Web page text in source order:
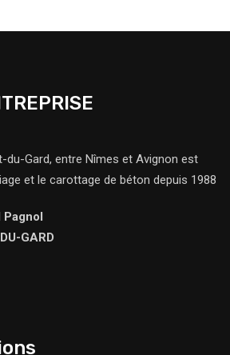
du-Gard, entre Nîmes et Avignon est
et le carottage de béton depuis 1988
Pagnol
GARD